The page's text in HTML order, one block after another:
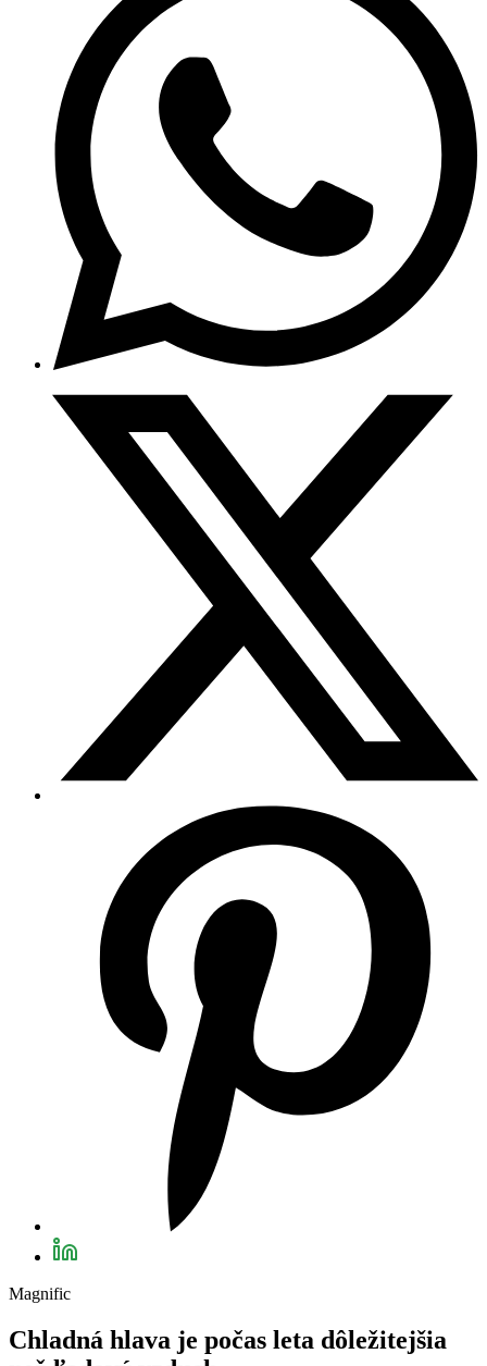
Magnific
Chladná hlava je počas leta dôležitejšia